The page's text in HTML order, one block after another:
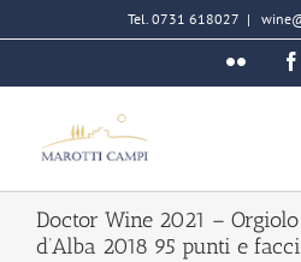
al
Tel. 0731 618027 |
Flickr
Doctor Wine 2021 –
d’Alba 2018 95 punti e